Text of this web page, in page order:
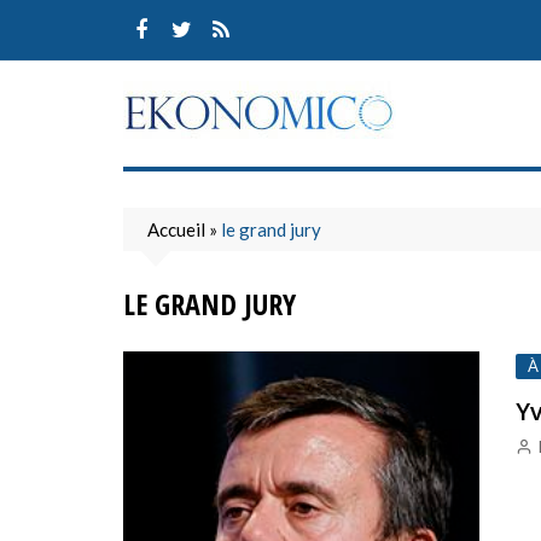
content
Accueil » le grand jury
LE GRAND JURY
À